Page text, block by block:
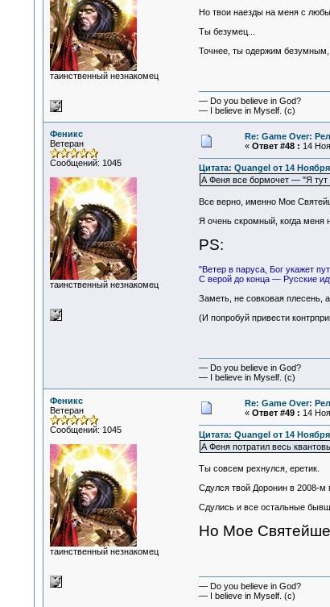
таинственный незнакомец
Но твои наезды на меня с
Ты безумец...
Точнее, ты одержим
— Do you believe in God?
— I believe in Myself. (c)
Феникс
Ветеран
Сообщений: 1045
таинственный незнакомец
Re: Game Over:
« Ответ #48 : 14
Цитата: Quangel от 14
А Феня все бормочет — "Я тут
Все верно, именно Мое
Я очень скромный, когда меня
PS:
"Ветер в паруса, Бог укажет
С верой до конца — Русские
Заметь, не совковая плесень,
(И попробуй привести
— Do you believe in God?
— I believe in Myself. (c)
Феникс
Ветеран
Сообщений: 1045
таинственный незнакомец
Re: Game Over:
« Ответ #49 : 14
Цитата: Quangel от 14
А Феня потратил весь
Ты совсем рехнулся, еретик.
Сдулся твой Доронин в 2008-м
Сдулись и все остальные
Но Мое
— Do you believe in God?
— I believe in Myself. (c)